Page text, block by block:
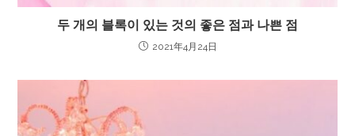
두 개의 블록이 있는 것의 좋은 점과 나쁜 점
2021年4月24日